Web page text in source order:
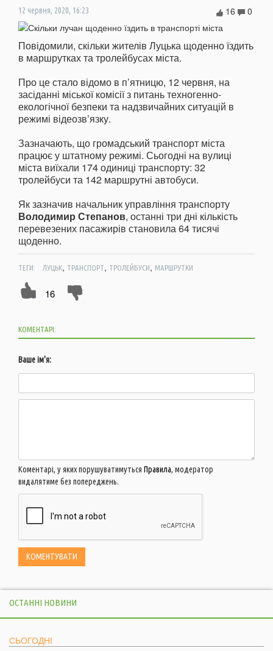
12 червня, 2020, 16:23 0
16
Повідомили, скільки жителів Луцька щоденно їздить
в маршрутках та тролейбусах міста.
Про це стало відомо в п’ятницю, 12 червня, на
засіданні міської комісії з питань техногенно-
екологічної безпеки та надзвичайних ситуацій в
режимі відеозв’язку.
Зазначають, що громадський транспорт міста
працює у штатному режимі. Сьогодні на вулиці
міста виїхали 174 одиниці транспорту: 32
тролейбуси та 142 маршрутні автобуси.
Як зазначив начальник управління транспорту
Володимир Степанов, останні три дні кількість
перевезених пасажирів становила 64 тисячі
щоденно.
ТЕГИ: ЛУЦЬК, ТРАНСПОРТ, ТРОЛЕЙБУСИ, МАРШРУТКИ
16
КОМЕНТАРІ:
Ваше ім'я:
Коментарі, у яких порушуватимуться Правила, модератор
видалятиме без попереджень.
ОСТАННІ НОВИНИ
СЬОГОДНІ